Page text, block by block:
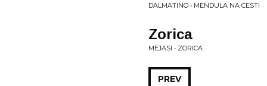
DALMATINO • MENDULA NA CESTI
Zorica
MEJASI • ZORICA
PREV